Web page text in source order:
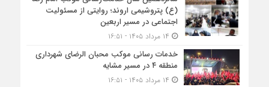
(ع) پتروشیمی اروند؛ روایتی از مسئولیت
اجتماعی در مسیر اربعین
خدمات رسانی موکب محبان الرضای شهرداری
منطقه ۴ در مسیر مشایه